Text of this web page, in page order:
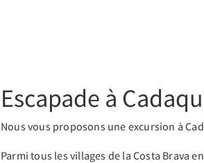
Escapade à
Nous vous proposons une excursion à
Parmi tous les villages de la Costa Brava